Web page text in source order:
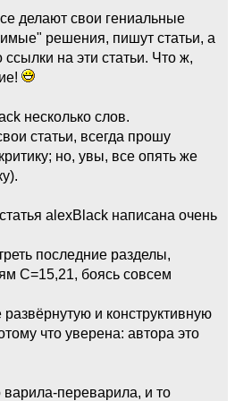
делают свои гениальные
решения, пишут статьи, а
на эти статьи. Что ж,
несколько слов.
статьи, всегда прошу
но, увы, все опять же
alexBlack написана очень
последние разделы,
С=15,21, боясь совсем
и конструктивную
что уверена: автора это
варила-переварила, и то